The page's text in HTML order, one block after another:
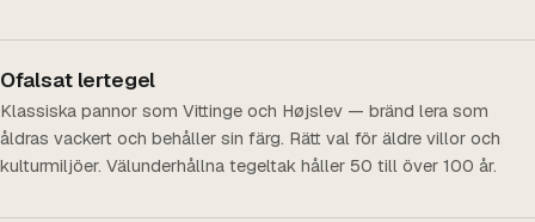
Ofalsat lertegel
Klassiska pannor som Vittinge och Højslev — bränd lera som
åldras vackert och behåller sin färg. Rätt val för äldre villor och
kulturmiljöer. Välunderhållna tegeltak håller 50 till över 100 år.